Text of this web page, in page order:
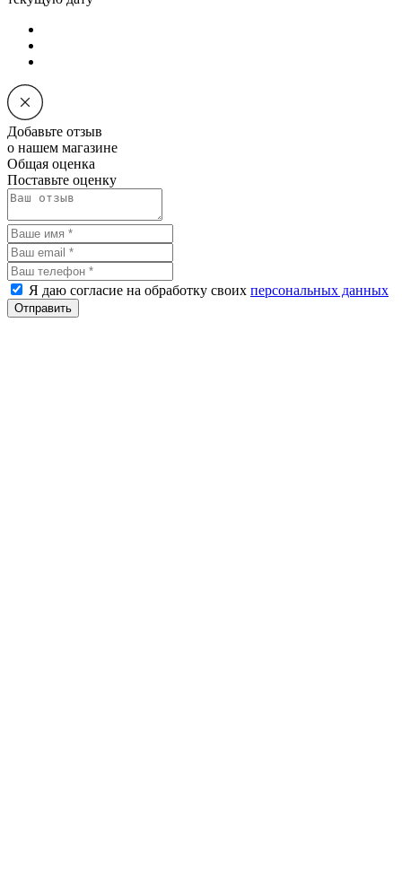
Добавьте отзыв
о нашем магазине
Общая оценка
Поставьте оценку
Я даю согласие на обработку своих персональных данных
Отправить